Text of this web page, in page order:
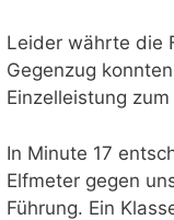
Leider währte die
Gegenzug
Einzelleistung
In Minute 17
Elfmeter gegen
Führung. Ein